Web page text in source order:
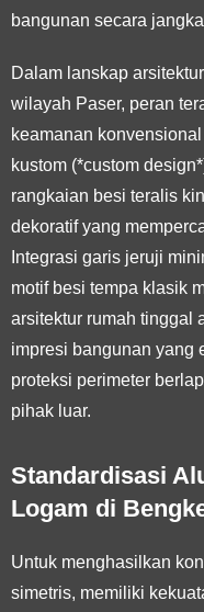
bangunan secara
Dalam lanskap
wilayah Paser, peran
keamanan
kustom (*custom
rangkaian besi teralis
dekoratif yang
Integrasi garis jeruji
motif besi tempa klasik
arsitektur rumah tinggal
impresi bangunan yang
proteksi perimeter
pihak luar.
Standardisasi
Logam di
Untuk menghasilkan
simetris, memiliki